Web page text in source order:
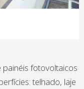
painéis fotovoltaicos
telhado, laje